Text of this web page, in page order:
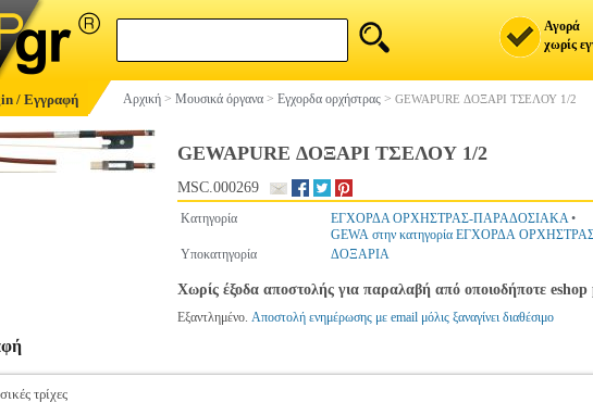
Αγορά
χωρίς
/ Εγγραφή Αρχική > Μουσικά όργανα > Εγχορδα ορχήστρας > GEWAPURE ΔΟΞΑΡΙ ΤΣΕΛΟΥ 1/2
GEWAPURE ΔΟΞΑΡΙ ΤΣΕΛΟΥ 1/2
MSC.000269
Κατηγορία ΕΓΧΟΡΔΑ ΟΡΧΗΣΤΡΑΣ-ΠΑΡΑΔΟΣΙΑΚΑ•
GEWA στην κατηγορία ΕΓΧΟΡΔΑ
Υποκατηγορία
ΔΟΞΑΡΙΑ
Χωρίς έξοδα αποστολής για παραλαβή από οποιοδήποτε
Εξαντλημένο. Αποστολή ενημέρωσης με email μόλις ξαναγίνει διαθέσιμο
τρίχες